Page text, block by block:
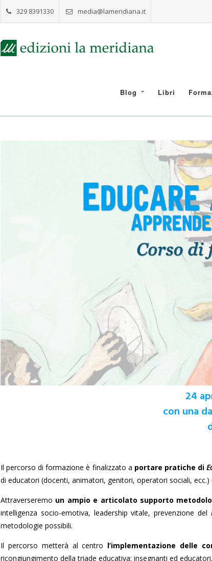
329 8391330 media@lameridiana.it
Blog Libri
24
con una
Il percorso di formazione è finalizzato a portare pratiche di
di educatori (docenti, animatori, genitori, operatori sociali,
Attraverseremo un ampio e articolato supporto
intelligenza socio-emotiva, leadership vitale, prevenzione del
metodologie possibili.
Il percorso metterà al centro l’implementazione delle
ricongiungimento della triade educativa: insegnanti ed